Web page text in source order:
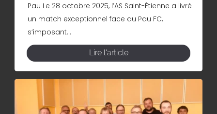
Pau Le 28 octobre 2025, l’AS Saint-Étienne a livré
un match exceptionnel face au Pau FC,
s’imposant...
Lire l'article